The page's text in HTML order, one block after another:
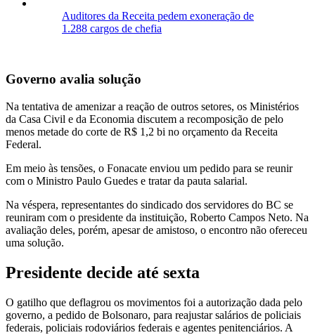
Auditores da Receita pedem exoneração de
1.288 cargos de chefia
Governo avalia solução
Na tentativa de amenizar a reação de outros setores, os Ministérios
da Casa Civil e da Economia discutem a recomposição de pelo
menos metade do corte de R$ 1,2 bi no orçamento da Receita
Federal.
Em meio às tensões, o Fonacate enviou um pedido para se reunir
com o Ministro Paulo Guedes e tratar da pauta salarial.
Na véspera, representantes do sindicado dos servidores do BC se
reuniram com o presidente da instituição, Roberto Campos Neto. Na
avaliação deles, porém, apesar de amistoso, o encontro não ofereceu
uma solução.
Presidente decide até sexta
O gatilho que deflagrou os movimentos foi a autorização dada pelo
governo, a pedido de Bolsonaro, para reajustar salários de policiais
federais, policiais rodoviários federais e agentes penitenciários. A